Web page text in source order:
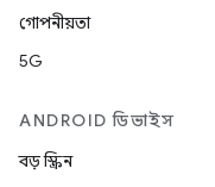
গোপনীয়তা
5G
ANDROID ডিভাইস
বড় স্ক্রিন